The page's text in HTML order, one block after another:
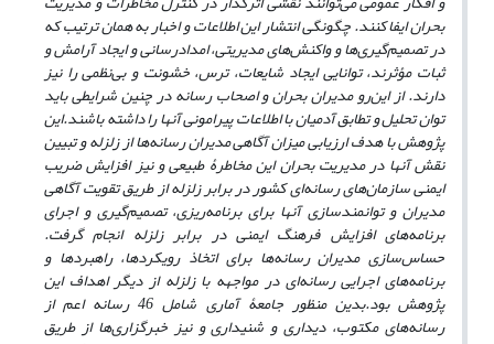
بحران ایفا کنند. چگونگی انتشار این اطلاعات و اخبار به همان ترتیب که
در تصمیم‌گیری‌ها و واکنش‌های مدیریتی، امدادرسانی و ایجاد آرامش و
ثبات مؤثرند، توانایی ایجاد شایعات، ترس، خشونت و بی‌نظمی را نیز
دارند. از این‌رو مدیران بحران و اصحاب رسانه‌ در چنین شرایطی باید
توان تحلیل و تطابق آدمیان با اطلاعات پیرامونی آنها را داشته باشند.این
پژوهش با هدف ارزیابی میزان آگاهی مدیران رسانه‌ها از زلزله و تبیین
نقش آنها در مدیریت بحران این مخاطرۀ طبیعی و نیز افزایش ضریب
ایمنی سازمان‌های رسانه‌ای کشور در برابر زلزله از طریق تقویت آگاهی
مدیران و توانمندسازی آنها برای برنامه‌ریزی، تصمیم‌گیری و اجرای
برنامه‌های افزایش فرهنگ ایمنی در برابر زلزله انجام گرفت.
حساس‌سازی مدیران رسانه‌ها برای اتخاذ رویکردها، راهبردها و
برنامه‌های اجرایی رسانه‌ای در مواجهه با زلزله از دیگر اهداف این
پژوهش بود. بدین منظور جامعۀ آماری شامل 46 رسانه اعم از
رسانه‌های مکتوب، دیداری و شنیداری و نیز خبرگزاری‌ها از طریق